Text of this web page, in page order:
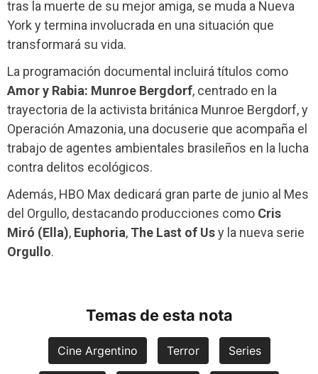
tras la muerte de su mejor amiga, se muda a Nueva
York y termina involucrada en una situación que
transformará su vida.
La programación documental incluirá títulos como
Amor y Rabia: Munroe Bergdorf, centrado en la
trayectoria de la activista británica Munroe Bergdorf, y
Operación Amazonia, una docuserie que acompaña el
trabajo de agentes ambientales brasileños en la lucha
contra delitos ecológicos.
Además, HBO Max dedicará gran parte de junio al Mes
del Orgullo, destacando producciones como Cris
Miró (Ella), Euphoria, The Last of Usy la nueva serie
Orgullo.
Temas de esta nota
Cine Argentino Terror Series